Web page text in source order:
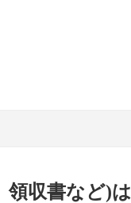
領収書など)は